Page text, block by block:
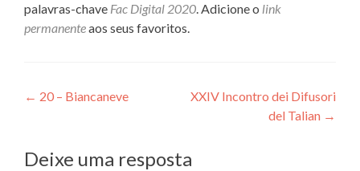
palavras-chave Fac Digital 2020. Adicione o link
permanenteaos seus favoritos.
Navegação
Post
← 20 – Biancaneve
XXIV Incontro dei Difusori
del Talian →
Deixe uma resposta